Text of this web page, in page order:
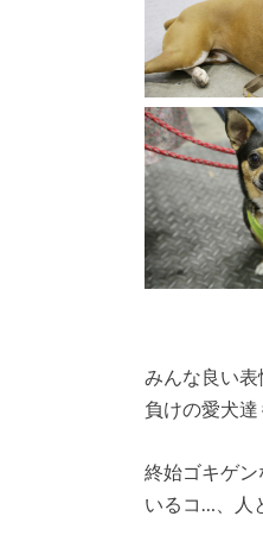
みんな良い
負けの愛犬達
終始ゴキゲ
いるコ…、人